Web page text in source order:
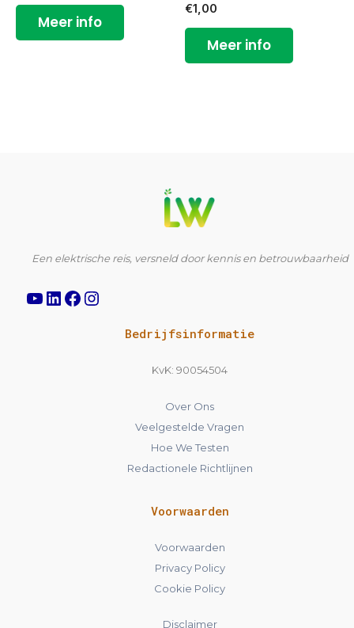
Meer info
€1,00
Meer info
Een elektrische reis, versneld door kennis en betrouwbaarheid
Instagram
Bedrijfsinformatie
KvK: 90054504
Over Ons
Veelgestelde Vragen
Hoe We Testen
Redactionele Richtlijnen
Voorwaarden
Voorwaarden
Privacy Policy
Cookie Policy
Disclaimer